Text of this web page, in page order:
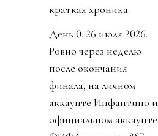
краткая хроника.
День 0. 26 июля 2026.
Ровно через неделю
после окончания
финала, на личном
аккаунте Инфантино и
официальном аккаунте